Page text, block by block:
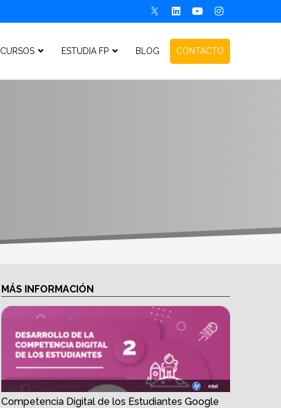
CURSOS ESTUDIA FP BLOG CONTACTO
MÁS INFORMACIÓN
Competencia Digital de los Estudiantes Google